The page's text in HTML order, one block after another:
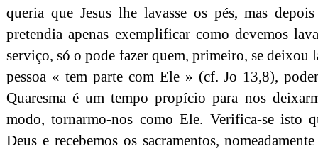
queria que Jesus lhe lavasse os pés, mas
pretendia apenas exemplificar como devemos
serviço, só o pode fazer quem, primeiro, se deixou
pessoa « tem parte com Ele » (cf. Jo 13,8),
Quaresma é um tempo propício para nos
modo, tornarmo-nos como Ele. Verifica-se isto
Deus e recebemos os sacramentos,